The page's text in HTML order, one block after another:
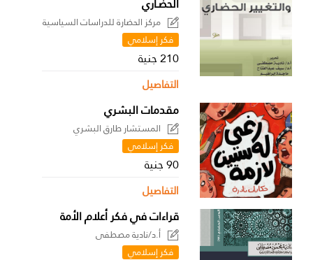
مركز الحضارة للدراسات السياسية
فكر إسلامي
210 جنية
التفاصيل
مقدمات البشري
المستشار طارق البشري
فكر إسلامي
90 جنية
التفاصيل
قراءات في فكر أعلام الأمة
أ.د/نادية مصطفى
فكر إسلامي